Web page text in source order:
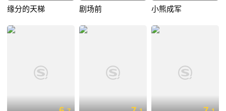
缘分的天梯 剧场前 小熊成军